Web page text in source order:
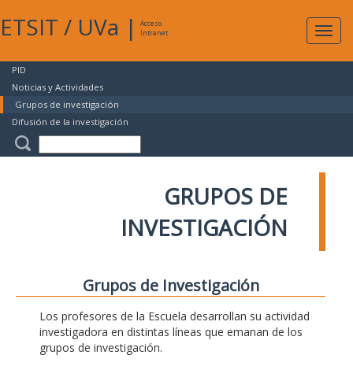
ETSIT / UVa |
Acceso
Intranet
PID
Noticias y Actividades
Grupos de investigación
Difusión de la investigación
GRUPOS DE
INVESTIGACIÓN
Grupos de Investigación
Los profesores de la Escuela desarrollan su actividad
investigadora en distintas líneas que emanan de los
grupos de investigación.